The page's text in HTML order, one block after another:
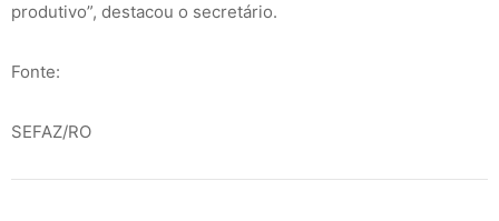
produtivo”, destacou o secretário.
Fonte:
SEFAZ/RO